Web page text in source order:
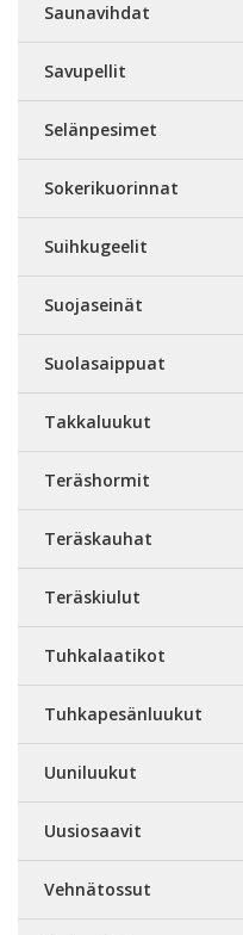
Saunavihdat
Savupellit
Selänpesimet
Sokerikuorinnat
Suihkugeelit
Suojaseinät
Suolasaippuat
Takkaluukut
Teräshormit
Teräskauhat
Teräskiulut
Tuhkalaatikot
Tuhkapesänluukut
Uuniluukut
Uusiosaavit
Vehnätossut